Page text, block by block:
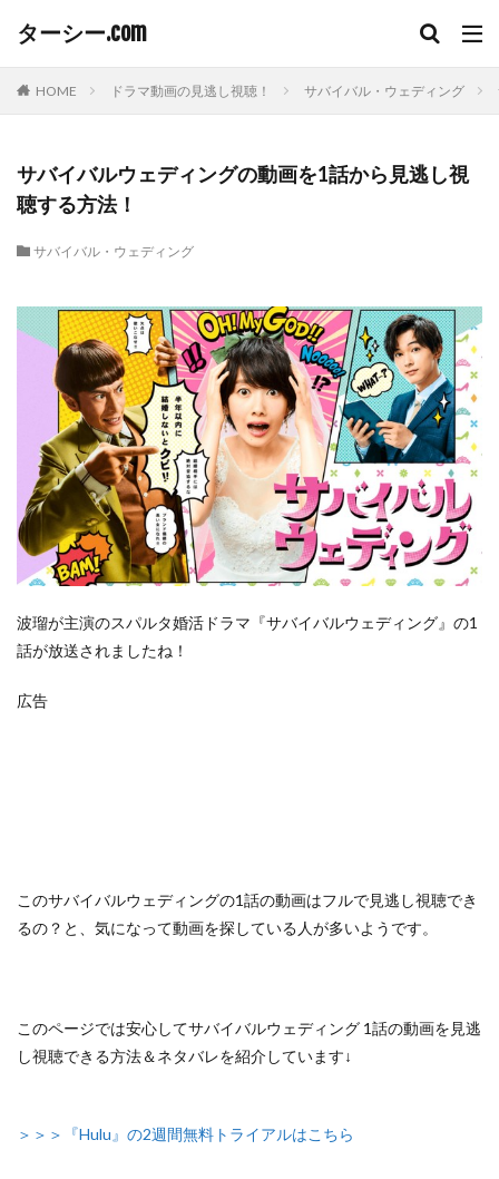
ターシー.com
HOME ドラマ動画の見逃し視聴！ サバイバル・ウェディング
サバイバルウェディングの動画を1話から見逃し視
聴する方法！
サバイバル・ウェディング
波瑠が主演のスパルタ婚活ドラマ『サバイバルウェディング』の1
話が放送されましたね！
広告
このサバイバルウェディングの1話の動画はフルで見逃し視聴でき
るの？ と、気になって動画を探している人が多いようです。
このページでは安心してサバイバルウェディング 1話の動画を見逃
し視聴できる方法＆ネタバレを紹介しています↓
＞＞＞『Hulu』の2週間無料トライアルはこちら